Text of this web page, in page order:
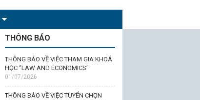
THÔNG BÁO
THÔNG BÁO VỀ VIỆC THAM GIA KHOÁ
HỌC “LAW AND ECONOMICS’
01/07/2026
THÔNG BÁO VỀ VIỆC TUYỂN CHỌN